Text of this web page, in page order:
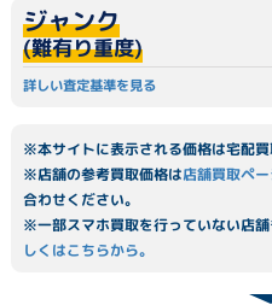
詳しい査定基準を見る
ジャンク
(難有り重度)
※本サイトに表示される価格は宅配買
※店舗の参考買取価格は店舗買取ペ
合わせください。
※一部スマホ買取を行っていない店
しくはこちらから。